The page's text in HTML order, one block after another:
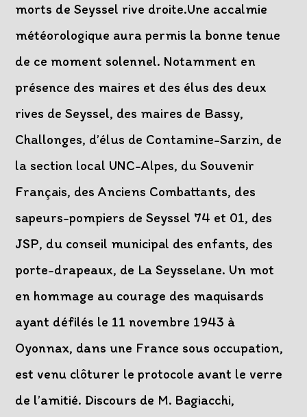
morts de Seyssel rive droite.Une accalmie
météorologique aura permis la bonne tenue
de ce moment solennel. Notamment en
présence des maires et des élus des deux
rives de Seyssel, des maires de Bassy,
Challonges, d’élus de Contamine-Sarzin, de
la section local UNC-Alpes, du Souvenir
Français, des Anciens Combattants, des
sapeurs-pompiers de Seyssel 74 et 01, des
JSP, du conseil municipal des enfants, des
porte-drapeaux, de La Seysselane. Un mot
en hommage au courage des maquisards
ayant défilés le 11 novembre 1943 à
Oyonnax, dans une France sous occupation,
est venu clôturer le protocole avant le verre
de l’amitié. Discours de M. Bagiacchi,